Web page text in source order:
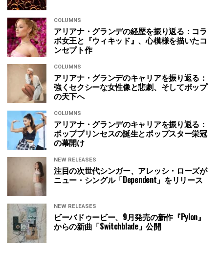
COLUMNS
アリアナ・グランデの経歴を振り返る：コラ
ボ女王と『ウィキッド』、心模様を描いたコ
ンセプト作
COLUMNS
アリアナ・グランデのキャリアを振り返る：
強くセクシーな女性像と悲劇、そしてポップ
の天下へ
COLUMNS
アリアナ・グランデのキャリアを振り返る：
ポッププリンセスの誕生とポップスター栄冠
の幕開け
NEW RELEASES
注目の次世代シンガー、アレッシ・ローズが
ニュー・シングル「Dependent」をリリース
NEW RELEASES
ビーバドゥービー、9月発売の新作『Pylon』
からの新曲「Switchblade」公開